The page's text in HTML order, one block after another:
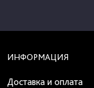
ИНФОРМАЦИЯ
Доставка и оплата